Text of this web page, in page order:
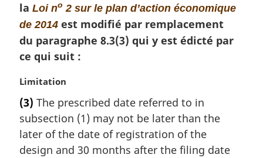
la Loi no 2 sur le plan d’action économique
de 2014 est modifié par remplacement
du paragraphe 8.3(3) qui y est édicté par
ce qui suit :
N
t
e
m
a
Limitation
(3) The prescribed date referred to in
subsection (1) may not be later than the
later of the date of registration of the
design and 30 months after the filing date